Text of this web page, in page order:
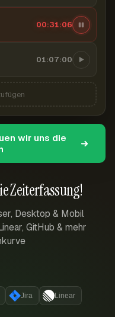
Zeiterfassung!
Desktop & Mobil
GitHub & mehr
Jira Linear
00:31:06
01:07:00
wir uns die